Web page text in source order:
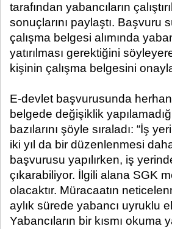
tarafından yabancıların
sonuçlarını paylaştı.
çalışma belgesi alımında
yatırılması gerektiğini
kişinin çalışma belgesini
E-devlet başvurusunda
belgede değişiklik
bazılarını şöyle sıraladı: “İş
iki yıl da bir düzenlenmesi
başvurusu yapılırken, iş
çıkarabiliyor. İlgili alana SGK
olacaktır. Müracaatın
aylık sürede yabancı uyruklu
Yabancıların bir kısmı